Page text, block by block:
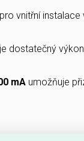
vnitřní instalace
dostatečný
mA umožňuje